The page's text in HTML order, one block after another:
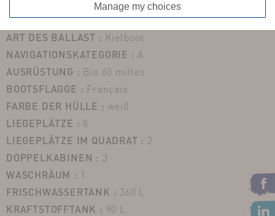
TIEFGANG :2,15 m
ART DES BALLAST : Kielboot
NAVIGATIONSKATEGORIE : A
AUSRÜSTUNG : Bis 60 milles
BOOTSFLAGGE : Français
FARBE DER HÜLLE :weiß
LIEGEPLÄTZE : 8
LIEGEPLÄTZE IM QUADRAT : 2
DOPPELKABINEN : 3
WASCHRÄUM : 1
FRISCHWASSERTANK :
360 L
KRAFTSTOFFTANK : 90 L
Manage my choices